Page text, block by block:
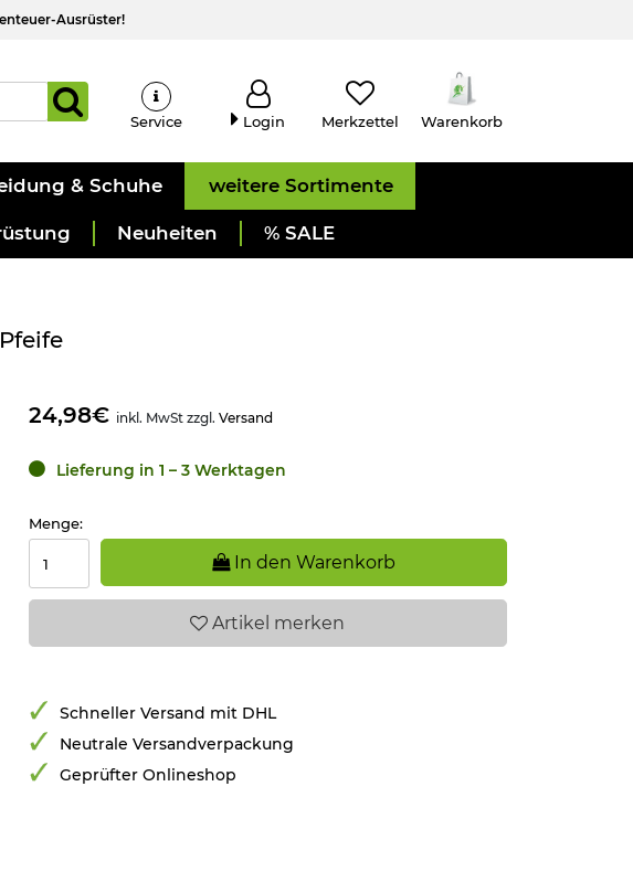
Ausrüster!
Service Login Merkzettel Warenkorb
& Schuhe weitere Sortimente
Neuheiten % SALE
24,98€ inkl. MwSt zzgl. Versand
Lieferung in 1 – 3 Werktagen
Menge:
In den Warenkorb
Artikel merken
Schneller Versand mit DHL
Neutrale Versandverpackung
Geprüfter Onlineshop